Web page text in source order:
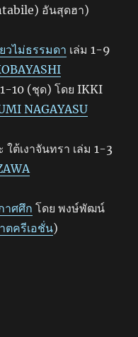
อันสุดฮา)
วไม่ธรรมดา เล่ม 1-9
1-10 (ชุด) โดย IKKI
NAGAYASU
ใต้เงาจันทรา เล่ม 1-3
าศศึก โดย พงษ์พัฒน์
ตครีเอชั่น)